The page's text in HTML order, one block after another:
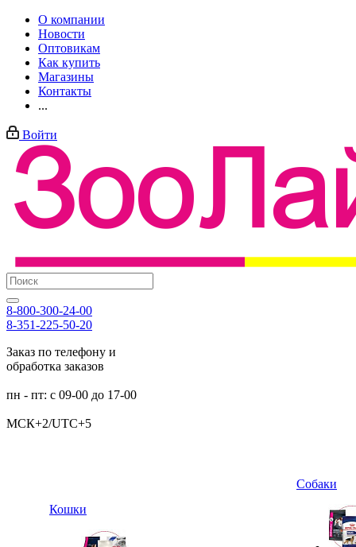
О компании
Новости
Оптовикам
Как купить
Магазины
Контакты
...
Войти
8-800-300-24-00
8-351-225-50-20
Заказ по телефону и
обработка заказов
пн - пт: с 09-00 до 17-00
МСК+2/UTC+5
Кошки
Собаки